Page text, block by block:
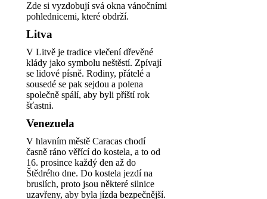
Zde si vyzdobují svá okna vánočními
pohlednicemi, které obdrží.
Litva
V Litvě je tradice vlečení dřevěné
klády jako symbolu neštěstí. Zpívají
se lidové písně. Rodiny, přátelé a
sousedé se pak sejdou a polena
společně spálí, aby byli příští rok
šťastni.
Venezuela
V hlavním městě Caracas chodí
časně ráno věřící do kostela, a to od
16. prosince každý den až do
Štědrého dne. Do kostela jezdí na
bruslích, proto jsou některé silnice
uzavřeny, aby byla jízda bezpečnější.